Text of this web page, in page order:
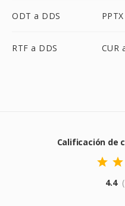
ODT a DDS
RTF a DDS CUR
Calificación de
4.4